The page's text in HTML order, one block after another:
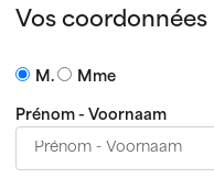
Vos
M. Mme
Prénom - Voornaam